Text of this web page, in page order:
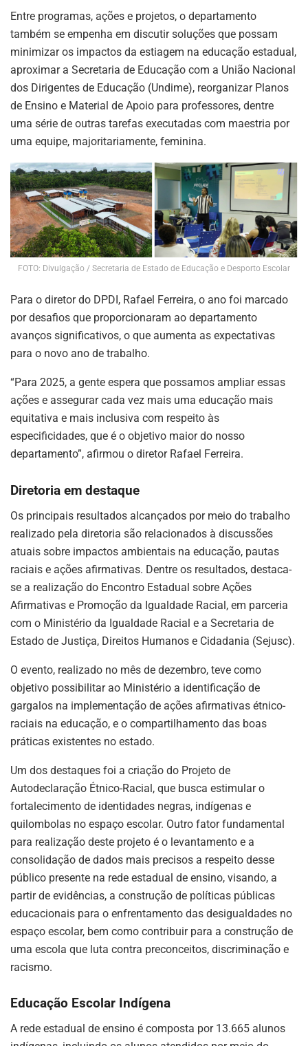
Entre programas, ações e projetos, o departamento
também se empenha em discutir soluções que possam
minimizar os impactos da estiagem na educação estadual,
aproximar a Secretaria de Educação com a União Nacional
dos Dirigentes de Educação (Undime), reorganizar Planos
de Ensino e Material de Apoio para professores, dentre
uma série de outras tarefas executadas com maestria por
uma equipe, majoritariamente, feminina.
FOTO: Divulgação / Secretaria de Estado de Educação e Desporto Escolar
Para o diretor do DPDI, Rafael Ferreira, o ano foi marcado
por desafios que proporcionaram ao departamento
avanços significativos, o que aumenta as expectativas
para o novo ano de trabalho.
“Para 2025, a gente espera que possamos ampliar essas
ações e assegurar cada vez mais uma educação mais
equitativa e mais inclusiva com respeito às
especificidades, que é o objetivo maior do nosso
departamento”, afirmou o diretor Rafael Ferreira.
Diretoria em destaque
Os principais resultados alcançados por meio do trabalho
realizado pela diretoria são relacionados à discussões
atuais sobre impactos ambientais na educação, pautas
raciais e ações afirmativas. Dentre os resultados, destaca-
se a realização do Encontro Estadual sobre Ações
Afirmativas e Promoção da Igualdade Racial, em parceria
com o Ministério da Igualdade Racial e a Secretaria de
Estado de Justiça, Direitos Humanos e Cidadania (Sejusc).
O evento, realizado no mês de dezembro, teve como
objetivo possibilitar ao Ministério a identificação de
gargalos na implementação de ações afirmativas étnico-
raciais na educação, e o compartilhamento das boas
práticas existentes no estado.
Um dos destaques foi a criação do Projeto de
Autodeclaração Étnico-Racial, que busca estimular o
fortalecimento de identidades negras, indígenas e
quilombolas no espaço escolar. Outro fator fundamental
para realização deste projeto é o levantamento e a
consolidação de dados mais precisos a respeito desse
público presente na rede estadual de ensino, visando, a
partir de evidências, a construção de políticas públicas
educacionais para o enfrentamento das desigualdades no
espaço escolar, bem como contribuir para a construção de
uma escola que luta contra preconceitos, discriminação e
racismo.
Educação Escolar Indígena
A rede estadual de ensino é composta por 13.665 alunos